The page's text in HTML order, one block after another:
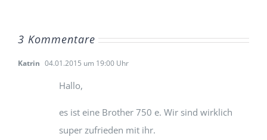
3 Kommentare
Katrin 04.01.2015 um 19:00 Uhr
Hallo,
es ist eine Brother 750 e. Wir sind wirklich
super zufrieden mit ihr.